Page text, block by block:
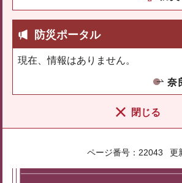
防災ポータル
現在、情報はありません。
奈
閉じる
ページ番号：22043 更